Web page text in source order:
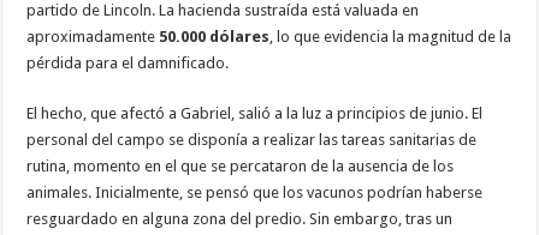
partido de Lincoln. La hacienda sustraída está valuada en
aproximadamente 50.000 dólares, lo que evidencia la magnitud de la
pérdida para el damnificado.
El hecho, que afectó a Gabriel, salió a la luz a principios de junio. El
personal del campo se disponía a realizar las tareas sanitarias de
rutina, momento en el que se percataron de la ausencia de los
animales. Inicialmente, se pensó que los vacunos podrían haberse
resguardado en alguna zona del predio. Sin embargo, tras un